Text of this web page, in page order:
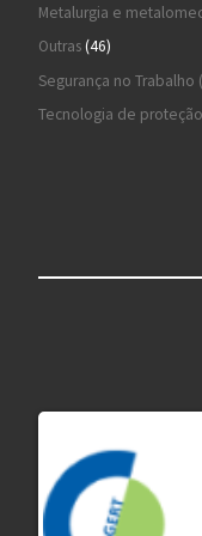
Metalurgia e
Outras 4646 produtos
Segurança no Trabalho
Tecnologia de